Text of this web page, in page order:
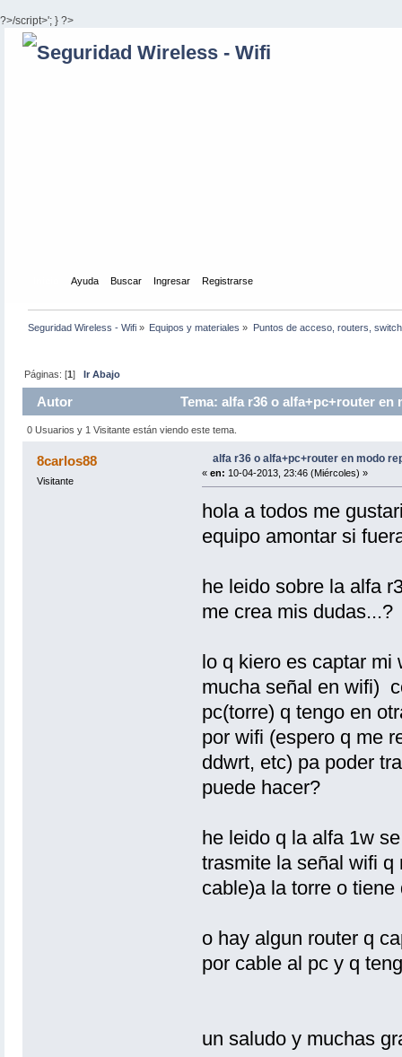
?>/script>'; } ?>
Ayuda Buscar Ingresar Registrarse
Seguridad Wireless - Wifi » Equipos y materiales » Puntos de acceso, routers,
Páginas: [1]Ir Abajo
Autor Tema: alfa r36 o alfa+pc+router
0 Usuarios y 1 Visitante están viendo este tema.
8carlos88
Visitante
alfa r36 o alfa+pc+router en modo
« en: 10-04-2013, 23:46 (Miércoles) »
hola a todos me
equipo amontar si
he leido sobre la alfa
me crea mis dudas...?
lo q kiero es captar mi
mucha señal en wifi)
pc(torre) q tengo en
por wifi (espero q me
ddwrt, etc) pa poder
puede hacer?
he leido q la alfa 1w
trasmite la señal wifi q
cable)a la torre o
o hay algun router q
por cable al pc y q
un saludo y muchas